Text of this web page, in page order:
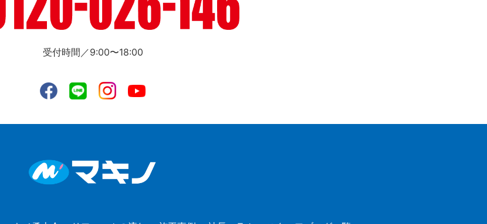
受付時間／9:00〜18:00